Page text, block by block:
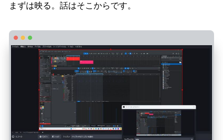
まずは映る。話はそこからです。